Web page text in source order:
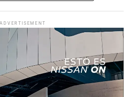
la victoria, mientras que el
la dificultad del encuentro y
equipo a la siguiente ronda.
ADVERTISEMENT